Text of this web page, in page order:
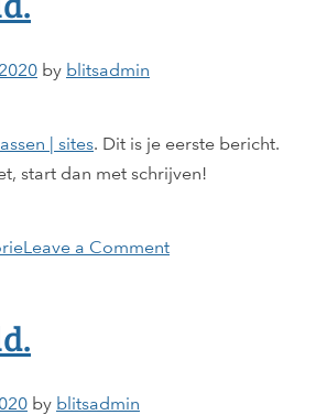
by blitsadmin
| sites. Dit is je eerste bericht.
start dan met schrijven!
Leave a Commenton
by blitsadmin